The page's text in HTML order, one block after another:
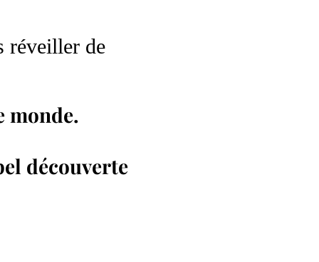
réveiller de
monde.
découverte